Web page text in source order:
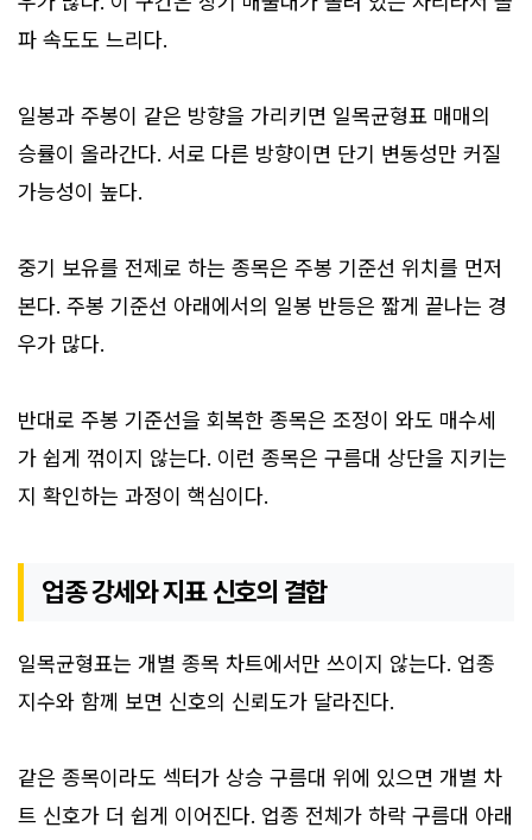
파 속도도 느리다.
일봉과 주봉이 같은 방향을 가리키면 일목균형표 매매의
승률이 올라간다. 서로 다른 방향이면 단기 변동성만 커질
가능성이 높다.
중기 보유를 전제로 하는 종목은 주봉 기준선 위치를 먼저
본다. 주봉 기준선 아래에서의 일봉 반등은 짧게 끝나는 경
우가 많다.
반대로 주봉 기준선을 회복한 종목은 조정이 와도 매수세
가 쉽게 꺾이지 않는다. 이런 종목은 구름대 상단을 지키는
지 확인하는 과정이 핵심이다.
업종 강세와 지표 신호의 결합
일목균형표는 개별 종목 차트에서만 쓰이지 않는다. 업종
지수와 함께 보면 신호의 신뢰도가 달라진다.
같은 종목이라도 섹터가 상승 구름대 위에 있으면 개별 차
트 신호가 더 쉽게 이어진다. 업종 전체가 하락 구름대 아래